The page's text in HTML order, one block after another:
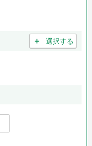
＋ 選択する